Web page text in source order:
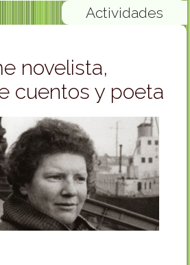
Actividades
novelista,
cuentos y poeta